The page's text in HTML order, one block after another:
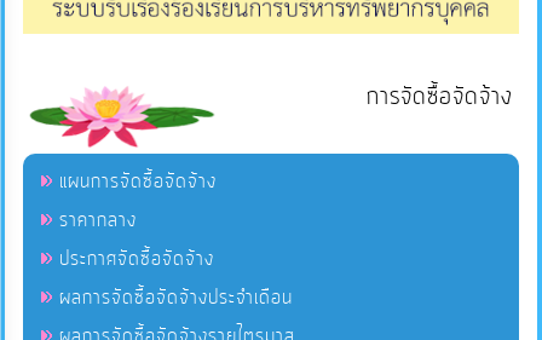
การจัดซื้อจัดจ้าง
แผนการจัดซื้อจัดจ้าง
ราคากลาง
ประกาศจัดซื้อจัดจ้าง
ผลการจัดซื้อจัดจ้างประจำเดือน